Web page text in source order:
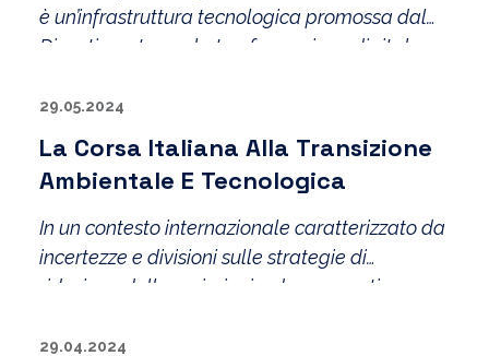
è un’infrastruttura tecnologica promossa dal
Dipartimento per la trasformazione digitale e
29.05.2024
La Corsa Italiana Alla Transizione
Ambientale E Tecnologica
In un contesto internazionale caratterizzato da
incertezze e divisioni sulle strategie di
riduzione delle emissioni e da crescenti
29.04.2024